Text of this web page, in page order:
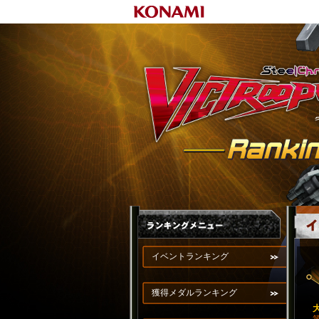
イベントランキング
獲得メダルランキング